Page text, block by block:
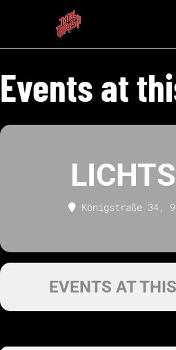
Events at
Königstraße 34,
EVENTS AT